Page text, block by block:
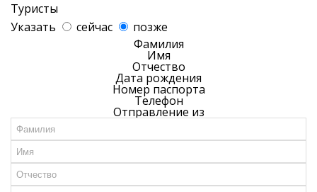
Туристы
Указать
сейчас
позже
Фамилия
Имя
Отчество
Дата рождения
Номер паспорта
Телефон
Отправление из